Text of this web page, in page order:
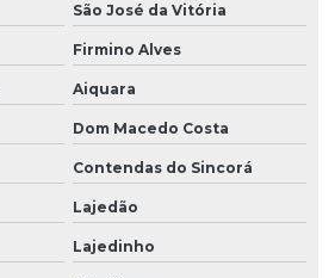
São José da Vitória
Firmino Alves
Aiquara
Dom Macedo Costa
Contendas do Sincorá
Lajedão
Lajedinho